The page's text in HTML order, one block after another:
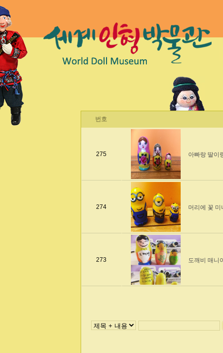
번호
275 아빠랑 딸이
274 머리에 꽃
273 도깨비 매니